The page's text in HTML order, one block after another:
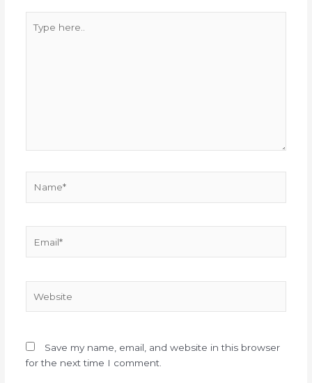
here..
Save my name, email, and website in this browser
for the next time I comment.